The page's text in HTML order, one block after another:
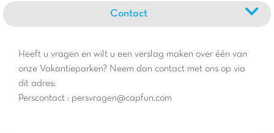
Contact
Heeft u vragen en wilt u een verslag maken over één van
onze Vakantieparken? Neem dan contact met ons op via
dit adres:
Perscontact : persvragen@capfun.com